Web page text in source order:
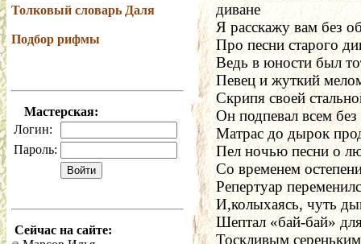
Толковый словарь Даля
Подбор рифмы
Мастерская:
Логин:
Пароль:
Сейчас на сайте:
диване
Я расскажу вам без
Про песни старого
Ведь в юности был
Певец и жуткий
Скрипя своей
Он подпевал всем
Матрас до дырок
Пел ночью песни о
Со временем
Репертуар
И,колыхаясь, чуть
Шептал «бай-бай»
Тоскливым